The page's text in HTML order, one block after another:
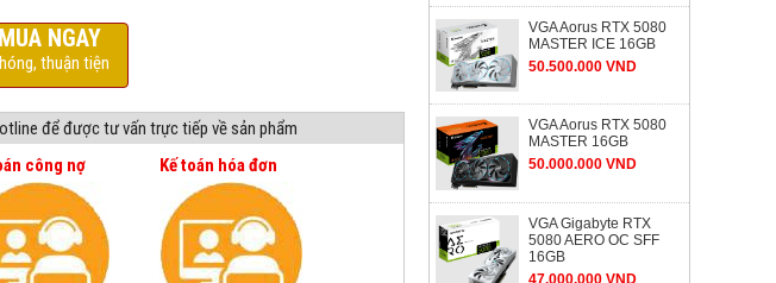
NGAY
thuận tiện
để được tư vấn trực tiếp về sản phẩm
công nợ Kế toán hóa đơn
VGA Aorus RTX 5080
MASTER ICE 16GB
50.500.000 VND
VGA Aorus RTX 5080
MASTER 16GB
50.000.000 VND
VGA Gigabyte RTX
5080 AERO OC SFF
16GB
47.000.000 VND